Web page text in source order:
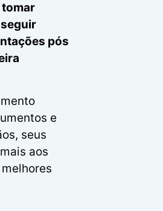
tomar
pós
e
seus
aos